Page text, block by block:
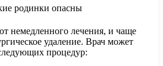
немедленного лечения, и чаще
удаление. Врач может
процедур: